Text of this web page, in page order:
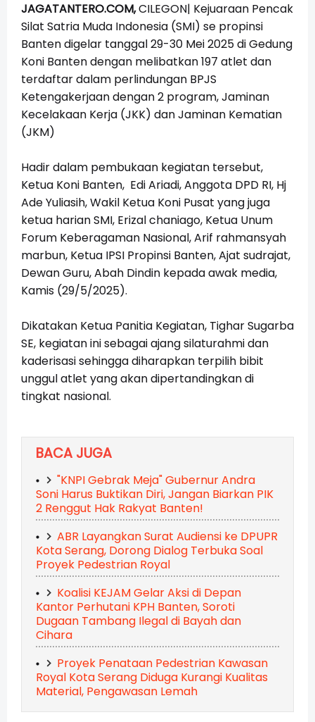
JAGATANTERO.COM,CILEGON| Kejuaraan Pencak
Silat Satria Muda Indonesia (SMI) se propinsi
Banten digelar tanggal 29-30 Mei 2025 di Gedung
Koni Banten dengan melibatkan 197 atlet dan
terdaftar dalam perlindungan BPJS
Ketengakerjaan dengan 2 program, Jaminan
Kecelakaan Kerja (JKK) dan Jaminan Kematian
(JKM)
Hadir dalam pembukaan kegiatan tersebut,
Ketua Koni Banten, Edi Ariadi, Anggota DPD RI, Hj
Ade Yuliasih, Wakil Ketua Koni Pusat yang juga
ketua harian SMI, Erizal chaniago, Ketua Unum
Forum Keberagaman Nasional, Arif rahmansyah
marbun, Ketua IPSI Propinsi Banten, Ajat sudrajat,
Dewan Guru, Abah Dindin kepada awak media,
Kamis (29/5/2025).
Dikatakan Ketua Panitia Kegiatan, Tighar Sugarba
SE, kegiatan ini sebagai ajang silaturahmi dan
kaderisasi sehingga diharapkan terpilih bibit
unggul atlet yang akan dipertandingkan di
tingkat nasional.
BACA JUGA
"KNPI Gebrak Meja" Gubernur Andra
Soni Harus Buktikan Diri, Jangan Biarkan PIK
2 Renggut Hak Rakyat Banten!
ABR Layangkan Surat Audiensi ke DPUPR
Kota Serang, Dorong Dialog Terbuka Soal
Proyek Pedestrian Royal
Koalisi KEJAM Gelar Aksi di Depan
Kantor Perhutani KPH Banten, Soroti
Dugaan Tambang Ilegal di Bayah dan
Cihara
Proyek Penataan Pedestrian Kawasan
Royal Kota Serang Diduga Kurangi Kualitas
Material, Pengawasan Lemah